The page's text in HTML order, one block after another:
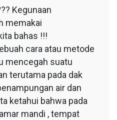
Kegunaan
memakai
bahas !!!
cara atau metode
mencegah suatu
terutama pada dak
air dan
ketahui bahwa pada
mandi , tempat